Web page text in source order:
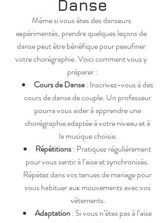
Danse
Même si vous êtes des danseurs
expérimentés, prendre quelques leçons de
danse peut être bénéfique pour peaufiner
votre chorégraphie. Voici comment vous y
préparer :
Cours de Danse : Inscrivez-vous à des
cours de danse de couple. Un professeur
pourra vous aider à apprendre une
chorégraphie adaptée à votre niveau et à
la musique choisie.
Répétitions : Pratiquez régulièrement
pour vous sentir à l’aise et synchronisés.
Répétez dans vos tenues de mariage pour
vous habituer aux mouvements avec vos
vêtements.
Adaptation : Si vous n’êtes pas à l’aise